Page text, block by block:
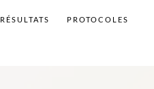
RÉSULTATS
PROTOCOLES